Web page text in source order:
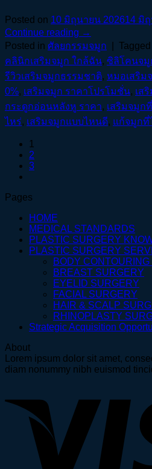
Posted on 10 มิถุนายน 202614 มิ
Continue reading →
Posted in ศัลยกรรมจมูก Tagged
คลินิกเสริมจมูก ใกล้ฉัน, ซิลิโคนจมู
รีวิวเสริมจมูกธรรมชาติ, หมอเสริม
0%, เสริมจมูก ราคาโปรโมชั่น, เส
กระดูกอ่อนหลังหู ราคา, เสริมจมูก
ไหร่, เสริมจมูกแบบไหนดี, แก้จมูกที่
1
2
3
Pages
HOME
MEDICAL STANDARDS
PLASTIC SURGERY
PLASTIC SURGERY
BODY
BREAST SURGERY
EYELID SURGERY
FACIAL SURGERY
HAIR & SCALP
RHINOPLASTY
Strategic Acquisition
About
Lorem ipsum dolor sit amet,
diam nonummy nibh euismod